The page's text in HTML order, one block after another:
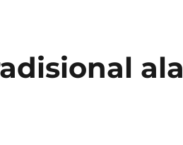
ala